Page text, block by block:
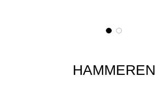
HAMMEREN